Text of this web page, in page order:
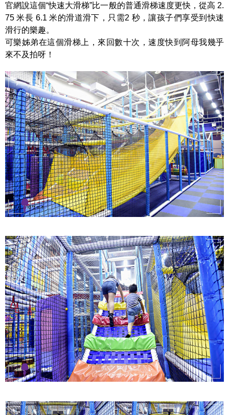
官網說這個“快速大滑梯”比一般的普通滑梯速度更快，從高 2.
75 米長 6.1 米的滑道滑下，只需2 秒，讓孩子們享受到快速
滑行的樂趣。
可樂姊弟在這個滑梯上，來回數十次，速度快到阿母我幾乎
來不及拍呀！